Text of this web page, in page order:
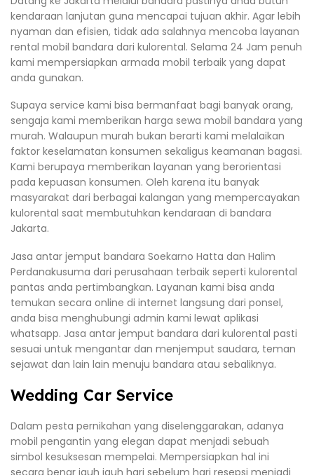
kendaraan lanjutan guna mencapai tujuan akhir. Agar lebih
nyaman dan efisien, tidak ada salahnya mencoba layanan
rental mobil bandara dari kulorental. Selama 24 Jam penuh
kami mempersiapkan armada mobil terbaik yang dapat
anda gunakan.
Supaya service kami bisa bermanfaat bagi banyak orang,
sengaja kami memberikan harga sewa mobil bandara yang
murah. Walaupun murah bukan berarti kami melalaikan
faktor keselamatan konsumen sekaligus keamanan bagasi.
Kami berupaya memberikan layanan yang berorientasi
pada kepuasan konsumen. Oleh karena itu banyak
masyarakat dari berbagai kalangan yang mempercayakan
kulorental saat membutuhkan kendaraan di bandara
Jakarta.
Jasa antar jemput bandara Soekarno Hatta dan Halim
Perdanakusuma dari perusahaan terbaik seperti kulorental
pantas anda pertimbangkan. Layanan kami bisa anda
temukan secara online di internet langsung dari ponsel,
anda bisa menghubungi admin kami lewat aplikasi
whatsapp. Jasa antar jemput bandara dari kulorental pasti
sesuai untuk mengantar dan menjemput saudara, teman
sejawat dan lain lain menuju bandara atau sebaliknya.
Wedding Car Service
Dalam pesta pernikahan yang diselenggarakan, adanya
mobil pengantin yang elegan dapat menjadi sebuah
simbol kesuksesan mempelai. Mempersiapkan hal ini
secara benar jauh jauh hari sebelum hari resepsi menjadi